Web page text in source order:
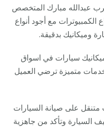
عبدالله مبارك المتخصص
مع أجود أنواع
وميكانيك بدقيقة.
سيارات في اسواق
متميزة ترضي العميل
متنقل على صيانة السيارات
السيارة وتأكد من جاهزية